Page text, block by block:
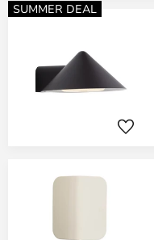
SUMMER DEAL